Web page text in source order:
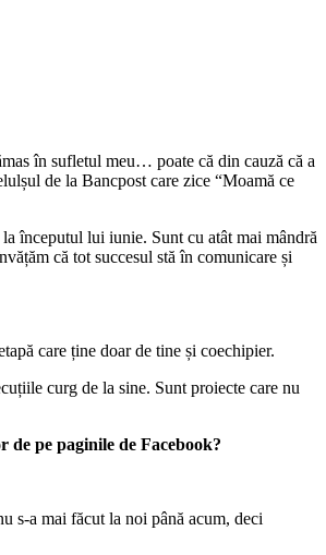
în sufletul meu… poate că din cauză că a
de la Bancpost care zice “Moamă ce
începutul lui iunie. Sunt cu atât mai mândră
că tot succesul stă în comunicare și
care ține doar de tine și coechipier.
curg de la sine. Sunt proiecte care nu
de pe paginile de Facebook?
s-a mai făcut la noi până acum, deci